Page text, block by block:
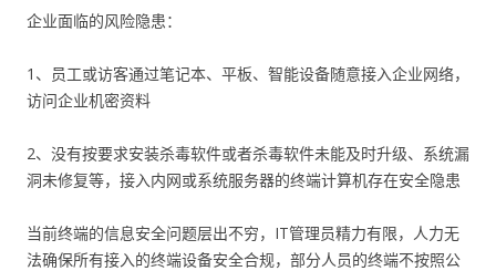
企业面临的风险隐患：
1、员工或访客通过笔记本、平板、智能设备随意接入企业网络，
访问企业机密资料
2、没有按要求安装杀毒软件或者杀毒软件未能及时升级、系统漏
洞未修复等，接入内网或系统服务器的终端计算机存在安全隐患
当前终端的信息安全问题层出不穷，IT管理员精力有限，人力无
法确保所有接入的终端设备安全合规，部分人员的终端不按照公